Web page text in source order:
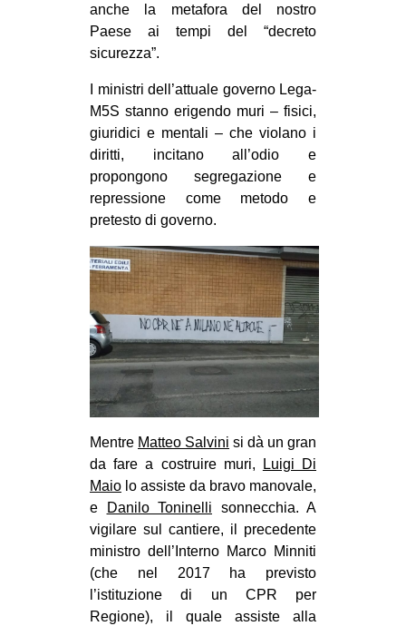
MIGRAZIONI
REPRESSIONE
STUDENTI
CULTURE
CINEMA
MANIFESTI
MUSICA
RECENSIONI
INTERNAZIONALE
AMERICHE
ESTREMO ORIENTE
MEDIO ORIENTE
MONDO
EVENTI
in
anche la metafora del nostro
Paese ai tempi del “decreto
sicurezza”.
I ministri dell’attuale governo Lega-
M5S stanno erigendo muri – fisici,
giuridici e mentali – che violano i
diritti, incitano all’odio e
propongono segregazione e
repressione come metodo e
pretesto di governo.
Mentre Matteo Salvini si dà un gran
da fare a costruire muri,
Luigi Di
Maio lo assiste da bravo manovale,
e
Danilo Toninelli sonnecchia. A
vigilare sul cantiere, il precedente
ministro dell’Interno Marco Minniti
(che nel 2017 ha previsto
l’istituzione di un CPR per
Regione), il quale assiste alla